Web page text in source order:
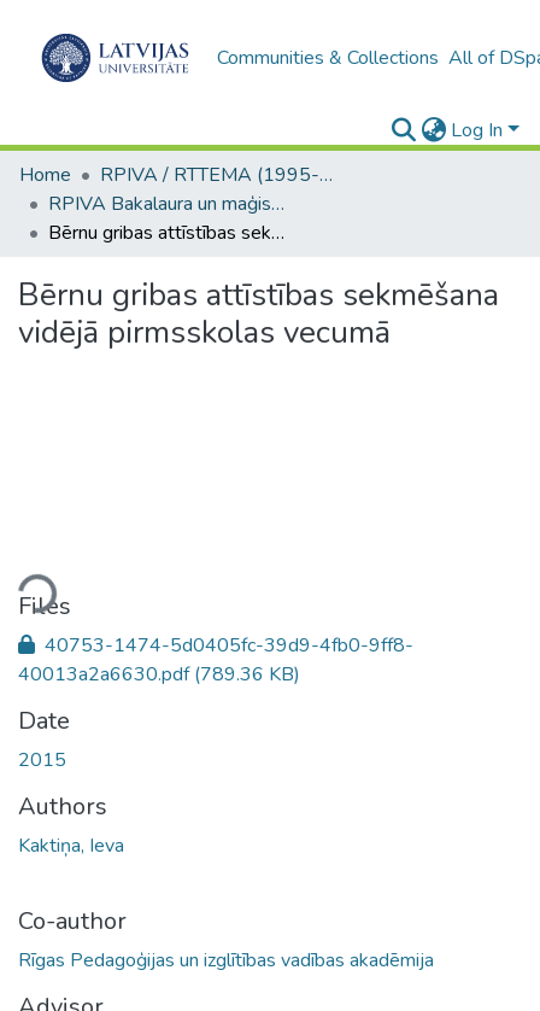
Communities & Collections All of
Log In
Home
RPIVA / RTTEMA (1995-2016)
RPIVA Bakalaura un maģistra darbi / RTTEMA Bachelor's and Master's theses (1995-2017)
Bērnu gribas attīstības sekmēšana vidējā pirmsskolas vecumā
Bērnu gribas attīstības sekmēšana
vidējā pirmsskolas vecumā
Files
40753-1474-5d0405fc-39d9-4fb0-9ff8-
40013a2a6630.pdf(789.36 KB)
Date
2015
Authors
Kaktiņa, Ieva
Co-author
Rīgas Pedagoģijas un izglītības vadības akadēmija